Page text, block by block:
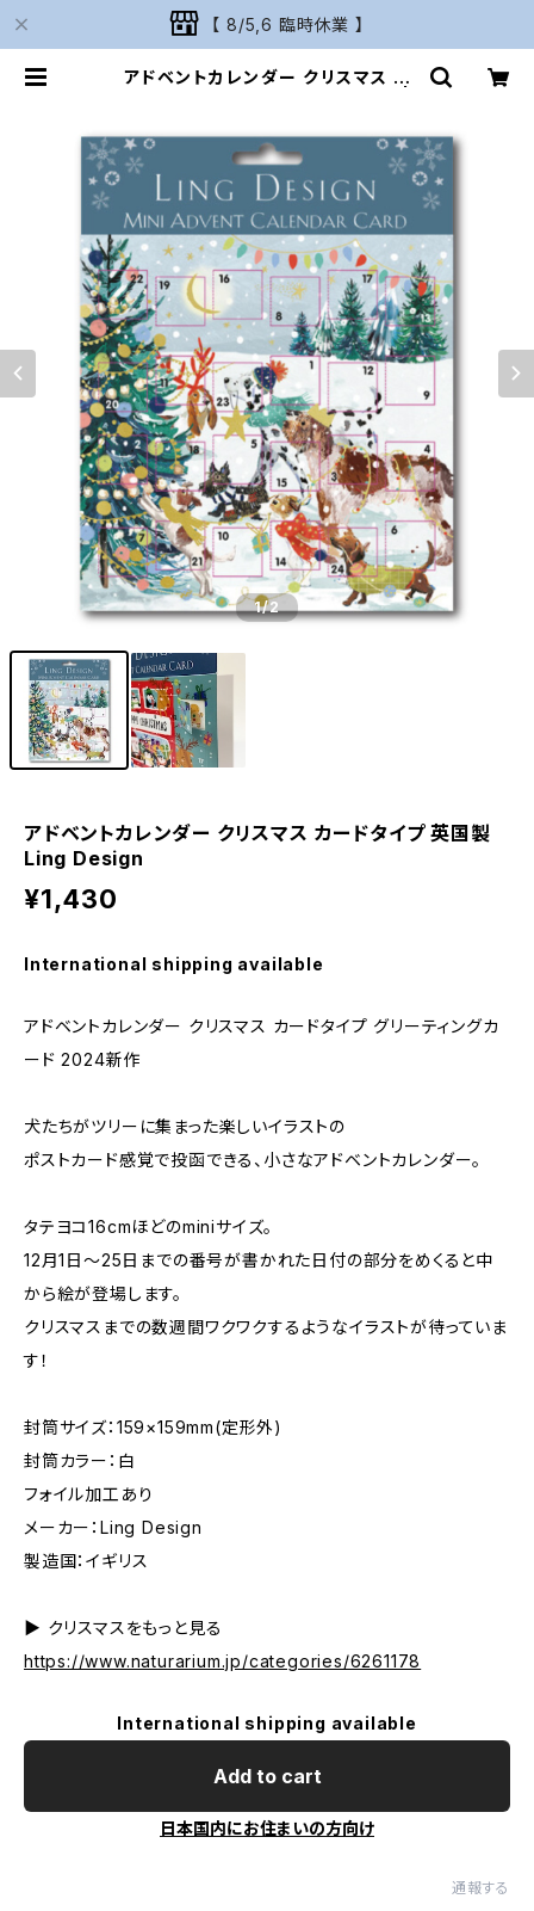
【 8/5,6 臨時休業 】
アドベントカレンダー クリスマス カ
1/2
アドベントカレンダー クリスマス カードタイプ 英国製
Ling Design
¥1,430
International shipping available
アドベントカレンダー クリスマス カードタイプ グリーティングカ
ード 2024新作
犬たちがツリーに集まった楽しいイラストの
ポストカード感覚で投函できる、小さなアドベントカレンダー。
タテヨコ16cmほどのminiサイズ。
12月1日〜25日までの番号が書かれた日付の部分をめくると中
から絵が登場します。
クリスマスまでの数週間ワクワクするようなイラストが待っていま
す！
封筒サイズ：159×159mm(定形外)
封筒カラー：白
フォイル加工あり
メーカー：Ling Design
製造国：イギリス
▶︎ クリスマスをもっと見る
https://www.naturarium.jp/categories/6261178
International shipping available
Add to cart
日本国内にお住まいの方向け
通報する